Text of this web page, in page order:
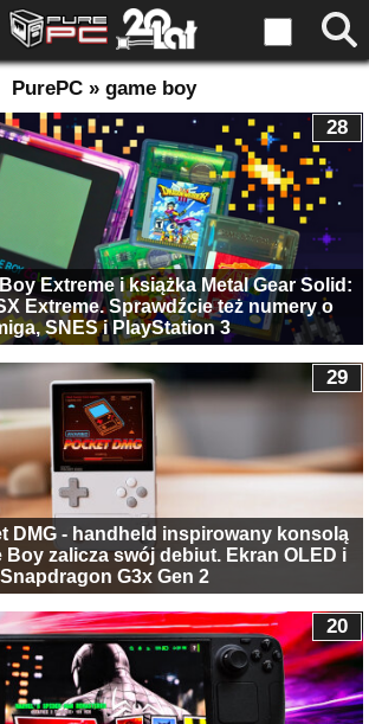
PurePC » game boy
Extreme i książka Metal Gear Solid:
Extreme. Sprawdźcie też numery o
SNES i PlayStation 3
28
DMG - handheld inspirowany konsolą
Boy zalicza swój debiut. Ekran OLED i
Snapdragon G3x Gen 2
29
20